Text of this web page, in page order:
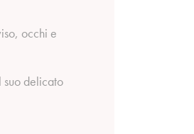
occhi e
delicato